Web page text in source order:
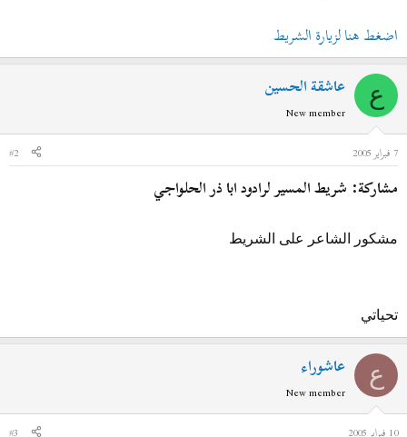
اضغط هنا لزيارة الشريط
ع عاشقة الحسين
New member
7 فبراير 2005
#2
مشاركة: شريط المسير لرادود ابا ذر الحلواجي
مشكور الشاعر على الشريط
تحياتي
ع عاشوراء
New member
10 فبراير 2005
#3